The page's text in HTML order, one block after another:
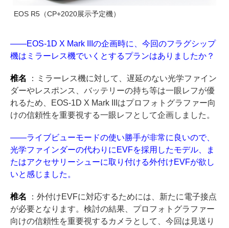
EOS R5（CP+2020展示予定機）
――EOS-1D X Mark IIIの企画時に、今回のフラグシップ
機はミラーレス機でいくとするプランはありましたか？
椎名
：ミラーレス機に対して、遅延のない光学ファイン
ダーやレスポンス、バッテリーの持ち等は一眼レフが優
れるため、EOS-1D X Mark IIIはプロフォトグラファー向
けの信頼性を重要視する一眼レフとして企画しました。
――ライブビューモードの使い勝手が非常に良いので、
光学ファインダーの代わりにEVFを採用したモデル、ま
たはアクセサリーシューに取り付ける外付けEVFが欲し
いと感じました。
椎名
：外付けEVFに対応するためには、新たに電子接点
が必要となります。検討の結果、プロフォトグラファー
向けの信頼性を重要視するカメラとして、今回は見送り